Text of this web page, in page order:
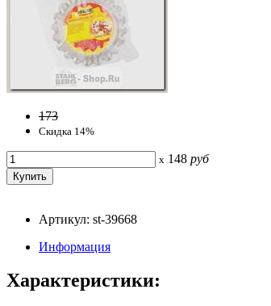
173
Скидка 14%
x 148 руб
Артикул: st-39668
Информация
Характеристики: